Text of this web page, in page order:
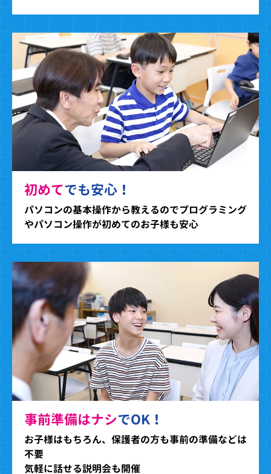
初めてでも安心！
パソコンの基本操作から教えるのでプログラミング
やパソコン操作が初めてのお子様も安心
事前準備はナシでOK！
お子様はもちろん、保護者の方も事前の準備などは
不要
気軽に話せる説明会も開催